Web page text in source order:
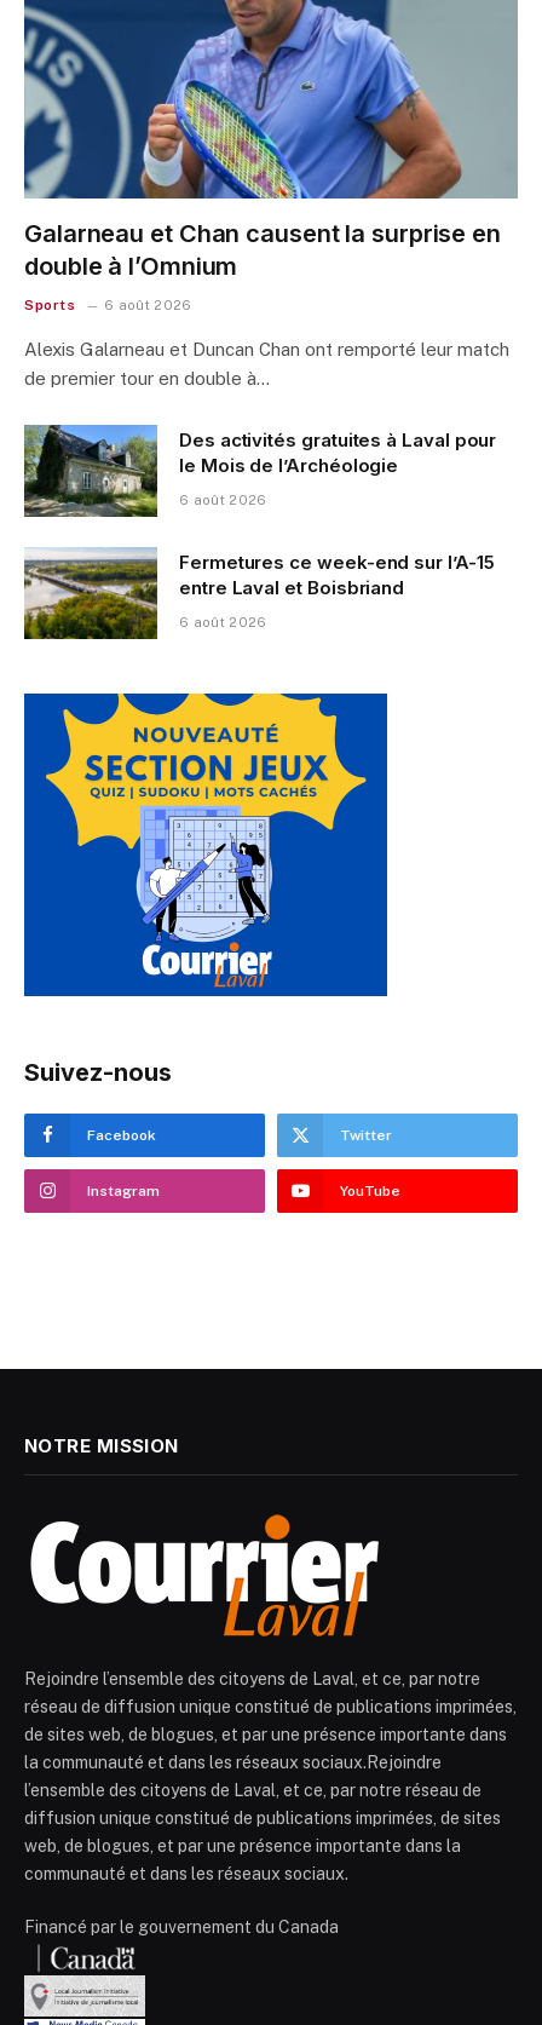
Galarneau et Chan causent la surprise en
double à l’Omnium
Sports 6 août 2026
Alexis Galarneau et Duncan Chan ont remporté leur match
de premier tour en double à…
Des activités gratuites à Laval pour
le Mois de l’Archéologie
6 août 2026
Fermetures ce week-end sur l’A-15
entre Laval et Boisbriand
6 août 2026
Suivez-nous
Facebook Twitter
Instagram YouTube
NOTRE MISSION
Rejoindre l’ensemble des citoyens de Laval, et ce, par notre
réseau de diffusion unique constitué de publications imprimées,
de sites web, de blogues, et par une présence importante dans
la communauté et dans les réseaux sociaux.Rejoindre
l’ensemble des citoyens de Laval, et ce, par notre réseau de
diffusion unique constitué de publications imprimées, de sites
web, de blogues, et par une présence importante dans la
communauté et dans les réseaux sociaux.
Financé par le gouvernement du Canada